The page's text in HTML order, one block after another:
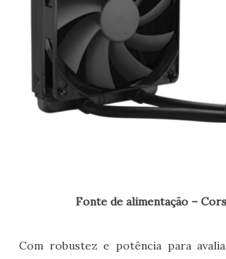
Fonte de alimentação –
Com robustez e potência para